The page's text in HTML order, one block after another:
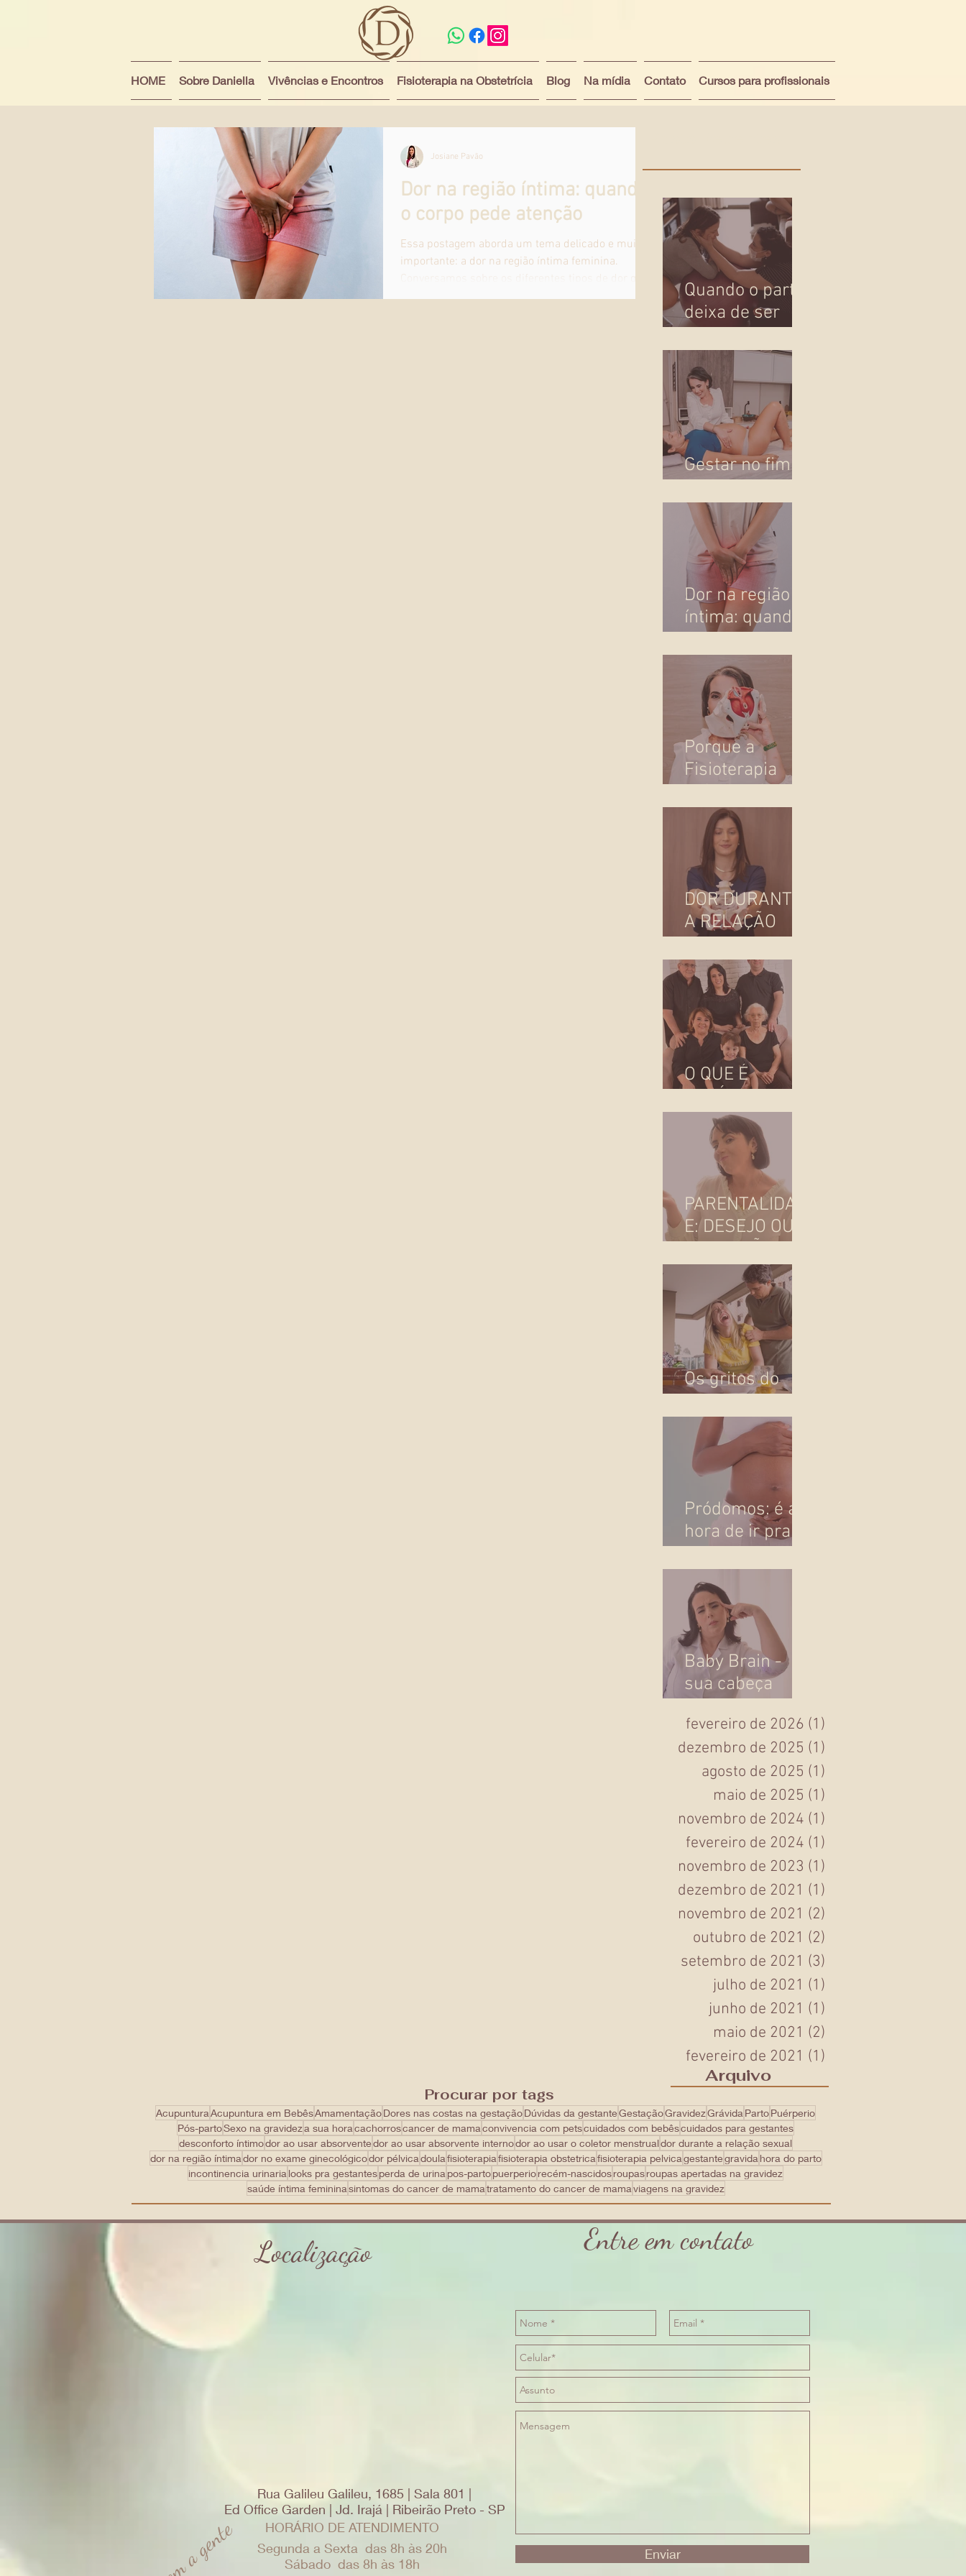
HOME Sobre Daniella Vivências e Encontros Fisioterapia na Obstetrícia Blog Na mídia Contato Cursos para profissionais
Dor na região íntima: quando
o corpo pede atenção
Essa postagem aborda um tema delicado e muito
importante: a dor na região íntima feminina.
Conversamos sobre os diferentes tipos de dor que
podem surgir durante o sexo, no exame
Josiane Pavão
Quando o parto
deixa de ser
passa a ser
presença!
Gestar no fim
Dor na região
íntima: quando
atenção
Porque a
Fisioterapia
essencial para o
seu bem-estar
DOR DURANTE
A RELAÇÃO
AGORA?
O QUE É
PARENTALIDAD
E: DESEJO OU
SOCIAL?
Os gritos do
Pródomos: é a
hora de ir pra
Baby Brain -
sua cabeça
lenta ou você
ficou esquecida
na gravidez?
Arquivo
fevereiro de 2026 (1)
dezembro de 2025 (1)
agosto de 2025 (1)
maio de 2025 (1)
novembro de 2024 (1)
fevereiro de 2024 (1)
novembro de 2023 (1)
dezembro de 2021 (1)
novembro de 2021 (2)
outubro de 2021 (2)
setembro de 2021 (3)
julho de 2021 (1)
junho de 2021 (1)
maio de 2021 (2)
fevereiro de 2021 (1)
Procurar por tags
AcupunturaAcupuntura em BebêsAmamentaçãoDores nas costas na gestaçãoDúvidas da gestanteGestaçãoGravidezGrávida PartoPuérperio
Pós-partoSexo na gravideza sua horacachorroscancer de mamaconvivencia com petscuidados com bebêscuidados para gestantes
desconforto íntimodor ao usar absorventedor ao usar absorvente internodor ao usar o coletor menstrualdor durante a relação sexual
dor na região íntimador no exame ginecológicodor pélvicadoulafisioterapiafisioterapia obstetricafisioterapia pelvicagestantegravida hora do parto
incontinencia urinaria looks pra gestantesperda de urina pos-partopuerperiorecém-nascidosroupasroupas apertadas na gravidez
saúde íntima femininasintomas do cancer de mamatratamento do cancer de mamaviagens na gravidez
Localização
Rua Galileu Galileu, 1685 | Sala 801 |
Ed Office Garden | Jd. Irajá | Ribeirão Preto - SP
HORÁRIO DE ATENDIMENTO
Segunda a Sexta das 8h às 20h
Sábado das 8h às 18h
Entre em contato
Enviar